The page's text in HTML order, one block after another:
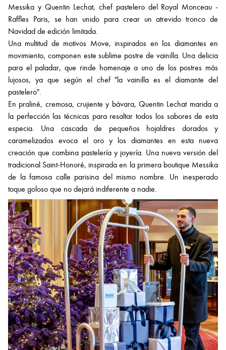
Messika y Quentin Lechat, chef pastelero del Royal Monceau -
Raffles Paris, se han unido para crear un atrevido tronco de
Navidad de edición limitada.
Una multitud de motivos Move, inspirados en los diamantes en
movimiento, componen este sublime postre de vainilla. Una delicia
para el paladar, que rinde homenaje a uno de los postres más
lujosos, ya que según el chef "la vainilla es el diamante del
pastelero".
En praliné, cremosa, crujiente y bávara, Quentin Lechat marida a
la perfección las técnicas para resaltar todos los sabores de esta
especia. Una cascada de pequeños hojaldres dorados y
caramelizados evoca el oro y los diamantes en esta nueva
creación que combina pastelería y joyería. Una nueva versión del
tradicional Saint-Honoré, inspirada en la primera boutique Messika
de la famosa calle parisina del mismo nombre. Un inesperado
toque goloso que no dejará indiferente a nadie.